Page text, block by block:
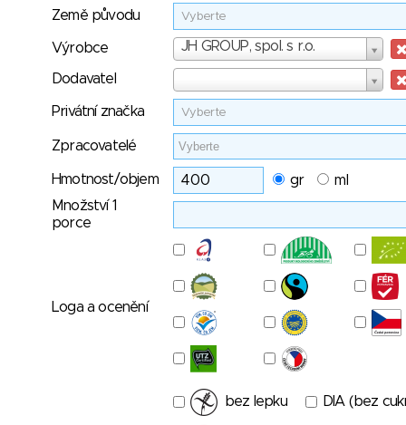
Země původu Vyberte
Výrobce JH GROUP, spol. s r.o.
Výrobce
Dodavatel
Privátní značka Vyberte
Zpracovatelé
Hmotnost/objem gr
ml
Množství 1
porce
Loga a ocenění
bez lepku DIA (bez